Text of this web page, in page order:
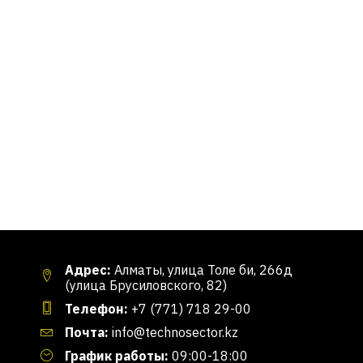
Адрес: Алматы, улица Толе би, 266д
(улица Брусиловского, 82)
Телефон: +7 (771) 718 29-00
Почта: info@technosector.kz
График работы: 09:00-18:00